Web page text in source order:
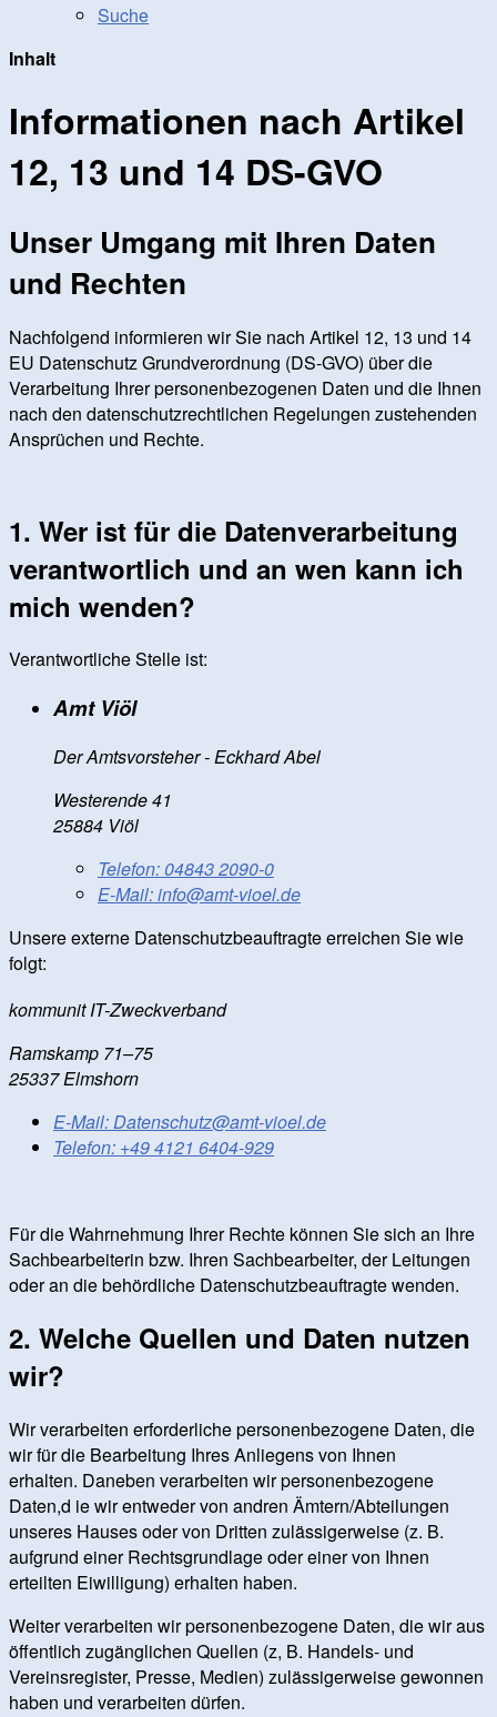
Suche
Inhalt
Informationen nach Artikel
12, 13 und 14 DS-GVO
Unser Umgang mit Ihren Daten
und Rechten
Nachfolgend informieren wir Sie nach Artikel 12, 13 und 14
EU Datenschutz Grundverordnung (DS-GVO) über die
Verarbeitung Ihrer personenbezogenen Daten und die Ihnen
nach den datenschutzrechtlichen Regelungen zustehenden
Ansprüchen und Rechte.
1. Wer ist für die Datenverarbeitung
verantwortlich und an wen kann ich
mich wenden?
Verantwortliche Stelle ist:
Amt Viöl
Der Amtsvorsteher - Eckhard Abel
Westerende 41
25884 Viöl
Telefon: 04843 2090-0
E-Mail:info@amt-vioel.de
Unsere externe Datenschutzbeauftragte erreichen Sie wie
folgt:
kommunit IT-Zweckverband
Ramskamp 71–75
25337 Elmshorn
E-Mail: Datenschutz@amt-vioel.de
Telefon: +49 4121 6404-929
Für die Wahrnehmung Ihrer Rechte können Sie sich an Ihre
Sachbearbeiterin bzw. Ihren Sachbearbeiter, der Leitungen
oder an die behördliche Datenschutzbeauftragte wenden.
2. Welche Quellen und Daten nutzen
wir?
Wir verarbeiten erforderliche personenbezogene Daten, die
wir für die Bearbeitung Ihres Anliegens von Ihnen
erhalten. Daneben verarbeiten wir personenbezogene
Daten,d ie wir entweder von andren Ämtern/Abteilungen
unseres Hauses oder von Dritten zulässigerweise (z. B.
aufgrund einer Rechtsgrundlage oder einer von Ihnen
erteilten Eiwilligung) erhalten haben.
Weiter verarbeiten wir personenbezogene Daten, die wir aus
öffentlich zugänglichen Quellen (z, B. Handels- und
Vereinsregister, Presse, Medien) zulässigerweise gewonnen
haben und verarbeiten dürfen.